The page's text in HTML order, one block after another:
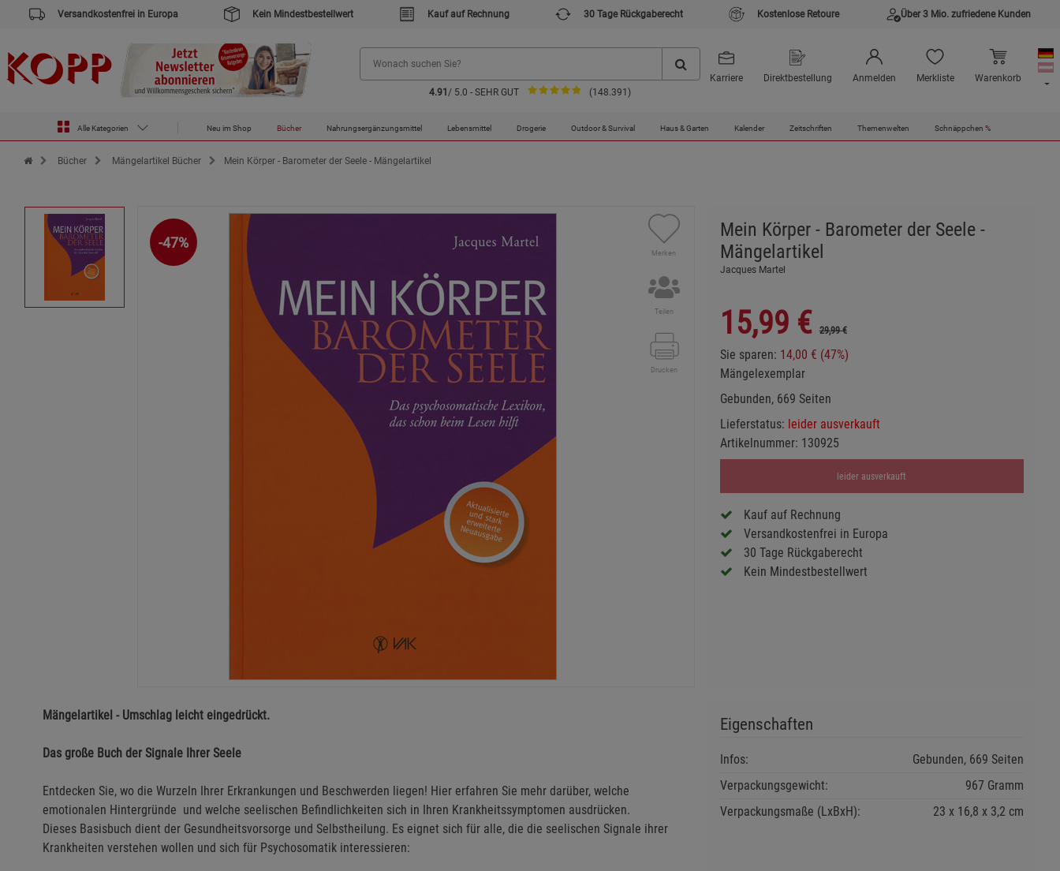
Versandkostenfrei in Europa Kein Mindestbestellwert Kauf auf Rechnung 30 Tage Rückgaberecht Kostenlose Retoure Über 3 Mio. zufriedene Kunden
4.91 / 5.0 - SEHR GUT (148.391)
Karriere Direktbestellung Anmelden Merkliste Warenkorb
Alle Kategorien Neu im Shop Bücher Nahrungsergänzungsmittel Lebensmittel Drogerie Outdoor & Survival Haus & Garten Kalender Zeitschriften Themenwelten Schnäppchen %
Zur Startseite des Kopp Verlag Online-Shop
Bücher Mängelartikel Bücher Mein Körper - Barometer der Seele - Mängelartikel
-47%
Merken
Teilen
Drucken
Mein Körper - Barometer der Seele -
Mängelartikel
Jacques Martel
15,99 € 29,99 €
Sie sparen: 14,00 € (47%)
Mängelexemplar
Gebunden, 669 Seiten
Lieferstatus: leider ausverkauft
Artikelnummer: 130925
leider ausverkauft
Kauf auf Rechnung
Versandkostenfrei in Europa
30 Tage Rückgaberecht
Kein Mindestbestellwert
Mängelartikel - Umschlag leicht eingedrückt.
Das große Buch der Signale Ihrer Seele
Entdecken Sie, wo die Wurzeln Ihrer Erkrankungen und Beschwerden liegen! Hier erfahren Sie mehr darüber, welche
emotionalen Hintergründe und welche seelischen Befindlichkeiten sich in Ihren Krankheitssymptomen ausdrücken.
Dieses Basisbuch dient der Gesundheitsvorsorge und Selbstheilung. Es eignet sich für alle, die die seelischen Signale ihrer
Krankheiten verstehen wollen und sich für Psychosomatik interessieren:
Eigenschaften
Infos:
Gebunden, 669 Seiten
Verpackungsgewicht:
967 Gramm
Verpackungsmaße (LxBxH):
23 16,8 3,2cm